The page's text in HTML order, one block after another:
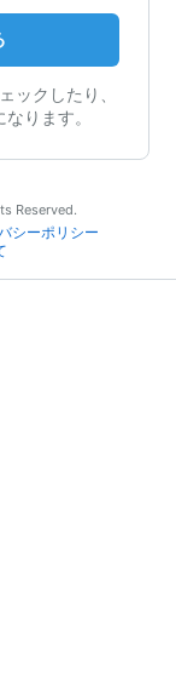
ックしたり、
ります。
Reserved.
シーポリシー